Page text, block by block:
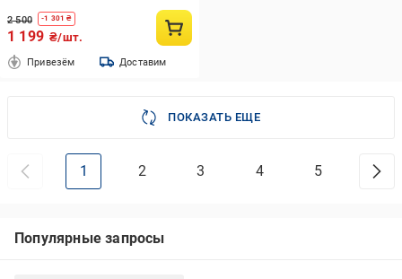
2 500 -1 301 ₴
1 199 ₴/шт.
Привезём Доставим
ПОКАЗАТЬ ЕЩЕ
1 2 3 4 5
Популярные запросы